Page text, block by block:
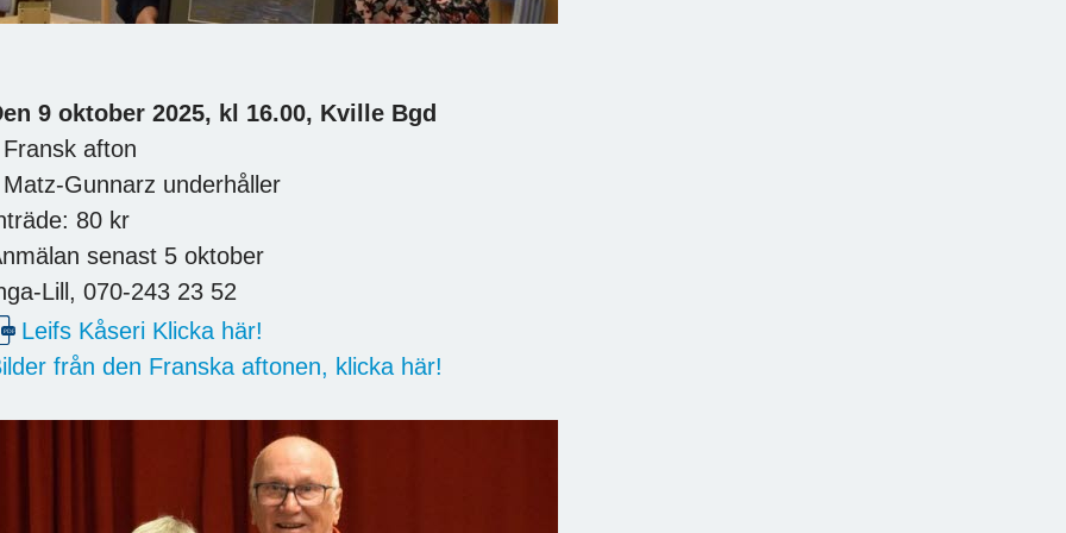
9 oktober 2025, kl 16.00, Kville Bgd
afton
Gunnarz underhåller
80 kr
senast 5 oktober
Lill, 070-243 23 52
Leifs Kåseri Klicka här!
från den Franska aftonen, klicka här!